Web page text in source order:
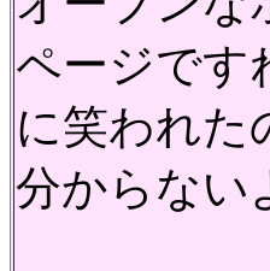
ページです
に笑われた
分からない